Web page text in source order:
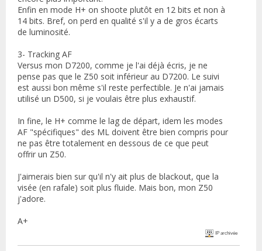
Enfin en mode H+ on shoote plutôt en 12 bits et non à
14 bits. Bref, on perd en qualité s'il y a de gros écarts
de luminosité.
3- Tracking AF
Versus mon D7200, comme je l'ai déjà écris, je ne
pense pas que le Z50 soit inférieur au D7200. Le suivi
est aussi bon même s'il reste perfectible. Je n'ai jamais
utilisé un D500, si je voulais être plus exhaustif.
In fine, le H+ comme le lag de départ, idem les modes
AF "spécifiques" des ML doivent être bien compris pour
ne pas être totalement en dessous de ce que peut
offrir un Z50.
J'aimerais bien sur qu'il n'y ait plus de blackout, que la
visée (en rafale) soit plus fluide. Mais bon, mon Z50
j'adore.
A+
IP archivée